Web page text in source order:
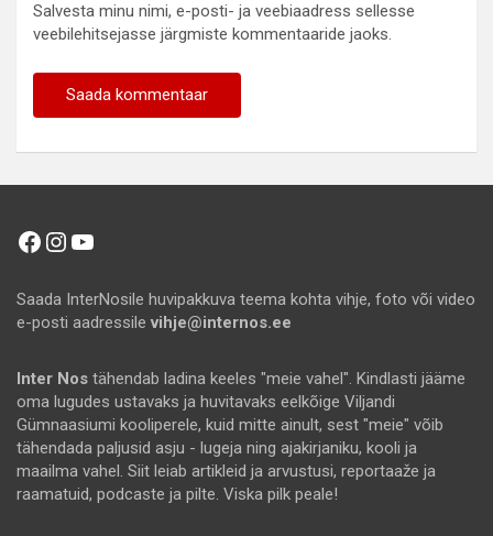
Salvesta minu nimi, e-posti- ja veebiaadress sellesse
veebilehitsejasse järgmiste kommentaaride jaoks.
Facebook
Instagram
YouTube
Saada InterNosile huvipakkuva teema kohta vihje, foto või video
e-posti aadressile vihje@internos.ee
Inter Nos tähendab ladina keeles "meie vahel". Kindlasti jääme
oma lugudes ustavaks ja huvitavaks eelkõige Viljandi
Gümnaasiumi kooliperele, kuid mitte ainult, sest "meie" võib
tähendada paljusid asju - lugeja ning ajakirjaniku, kooli ja
maailma vahel. Siit leiab artikleid ja arvustusi, reportaaže ja
raamatuid, podcaste ja pilte. Viska pilk peale!